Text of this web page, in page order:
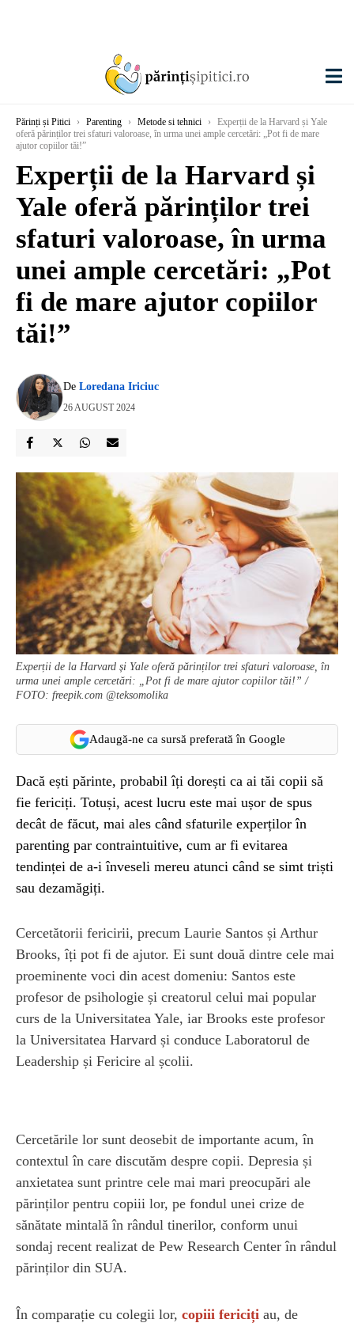
Părinți și Pitici › Parenting › Metode si tehnici ›
Experții de la Harvard și Yale
oferă părinților trei sfaturi valoroase, în urma unei ample cercetări: „Pot fi de mare
ajutor copiilor tăi!”
Experții de la Harvard și
Yale oferă părinților trei
sfaturi valoroase, în urma
unei ample cercetări: „Pot
fi de mare ajutor copiilor
tăi!”
De Loredana Iriciuc
26 AUGUST 2024
Experții de la Harvard și Yale oferă părinților trei sfaturi valoroase, în
urma unei ample cercetări: „Pot fi de mare ajutor copiilor tăi!” /
FOTO: freepik.com @teksomolika
Adaugă-ne ca sursă preferată în Google
Dacă ești părinte, probabil îți dorești ca ai tăi copii să
fie fericiți. Totuși, acest lucru este mai ușor de spus
decât de făcut, mai ales când sfaturile experților în
parenting par contraintuitive, cum ar fi evitarea
tendinței de a-i înveseli mereu atunci când se simt triști
sau dezamăgiți.
Cercetătorii fericirii, precum Laurie Santos și Arthur
Brooks, îți pot fi de ajutor. Ei sunt două dintre cele mai
proeminente voci din acest domeniu: Santos este
profesor de psihologie și creatorul celui mai popular
curs de la Universitatea Yale, iar Brooks este profesor
la Universitatea Harvard și conduce Laboratorul de
Leadership și Fericire al școlii.
Cercetările lor sunt deosebit de importante acum, în
contextul în care discutăm despre copii. Depresia și
anxietatea sunt printre cele mai mari preocupări ale
părinților pentru copiii lor, pe fondul unei crize de
sănătate mintală în rândul tinerilor, conform unui
sondaj recent realizat de Pew Research Center în rândul
părinților din SUA.
În comparație cu colegii lor, copiii fericiți au, de